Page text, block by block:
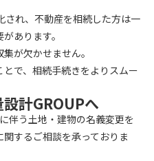
れ、不動産を相続した方は一
あります。
が欠かせません。
で、相続手続きをよりスムー
計GROUPへ
伴う土地・建物の名義変更を
するご相談を承っておりま